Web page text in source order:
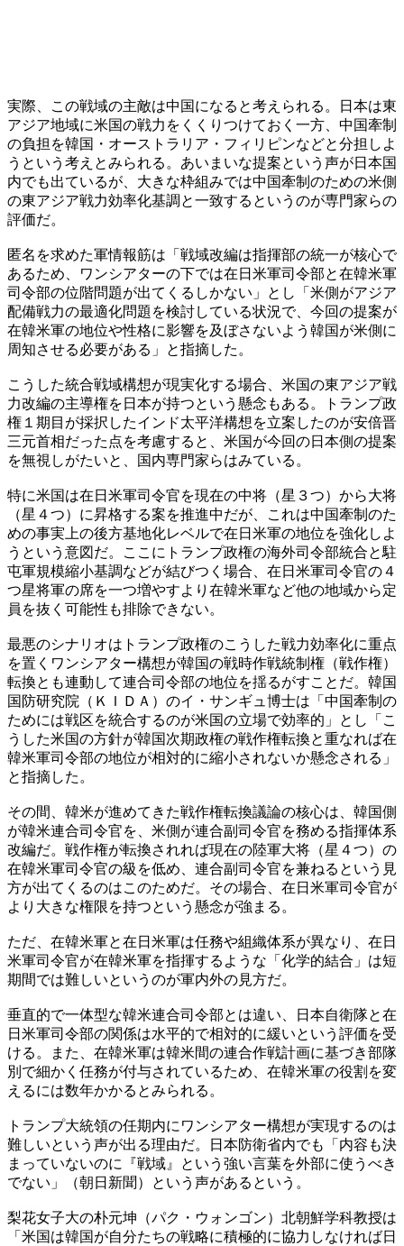
実際、この戦域の主敵は中国になると考えられる。日本は東
アジア地域に米国の戦力をくくりつけておく一方、中国牽制
の負担を韓国・オーストラリア・フィリピンなどと分担しよ
うという考えとみられる。あいまいな提案という声が日本国
内でも出ているが、大きな枠組みでは中国牽制のための米側
の東アジア戦力効率化基調と一致するというのが専門家らの
評価だ。
匿名を求めた軍情報筋は「戦域改編は指揮部の統一が核心で
あるため、ワンシアターの下では在日米軍司令部と在韓米軍
司令部の位階問題が出てくるしかない」とし「米側がアジア
配備戦力の最適化問題を検討している状況で、今回の提案が
在韓米軍の地位や性格に影響を及ぼさないよう韓国が米側に
周知させる必要がある」と指摘した。
こうした統合戦域構想が現実化する場合、米国の東アジア戦
力改編の主導権を日本が持つという懸念もある。トランプ政
権１期目が採択したインド太平洋構想を立案したのが安倍晋
三元首相だった点を考慮すると、米国が今回の日本側の提案
を無視しがたいと、国内専門家らはみている。
特に米国は在日米軍司令官を現在の中将（星３つ）から大将
（星４つ）に昇格する案を推進中だが、これは中国牽制のた
めの事実上の後方基地化レベルで在日米軍の地位を強化しよ
うという意図だ。ここにトランプ政権の海外司令部統合と駐
屯軍規模縮小基調などが結びつく場合、在日米軍司令官の４
つ星将軍の席を一つ増やすより在韓米軍など他の地域から定
員を抜く可能性も排除できない。
最悪のシナリオはトランプ政権のこうした戦力効率化に重点
を置くワンシアター構想が韓国の戦時作戦統制権（戦作権）
転換とも連動して連合司令部の地位を揺るがすことだ。韓国
国防研究院（ＫＩＤＡ）のイ・サンギュ博士は「中国牽制の
ためには戦区を統合するのが米国の立場で効率的」とし「こ
うした米国の方針が韓国次期政権の戦作権転換と重なれば在
韓米軍司令部の地位が相対的に縮小されないか懸念される」
と指摘した。
その間、韓米が進めてきた戦作権転換議論の核心は、韓国側
が韓米連合司令官を、米側が連合副司令官を務める指揮体系
改編だ。戦作権が転換されれば現在の陸軍大将（星４つ）の
在韓米軍司令官の級を低め、連合副司令官を兼ねるという見
方が出てくるのはこのためだ。その場合、在日米軍司令官が
より大きな権限を持つという懸念が強まる。
ただ、在韓米軍と在日米軍は任務や組織体系が異なり、在日
米軍司令官が在韓米軍を指揮するような「化学的結合」は短
期間では難しいというのが軍内外の見方だ。
垂直的で一体型な韓米連合司令部とは違い、日本自衛隊と在
日米軍司令部の関係は水平的で相対的に緩いという評価を受
ける。また、在韓米軍は韓米間の連合作戦計画に基づき部隊
別で細かく任務が付与されているため、在韓米軍の役割を変
えるには数年かかるとみられる。
トランプ大統領の任期内にワンシアター構想が実現するのは
難しいという声が出る理由だ。日本防衛省内でも「内容も決
まっていないのに『戦域』という強い言葉を外部に使うべき
でない」（朝日新聞）という声があるという。
梨花女子大の朴元坤（パク・ウォンゴン）北朝鮮学科教授は
「米国は韓国が自分たちの戦略に積極的に協力しなければ日